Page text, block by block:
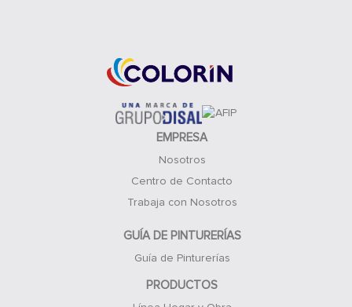
EMPRESA
Nosotros
Centro de Contacto
Trabaja con Nosotros
GUÍA DE PINTURERÍAS
Guía de Pinturerías
PRODUCTOS